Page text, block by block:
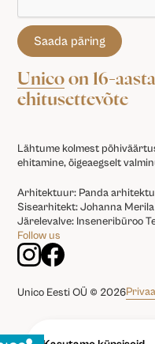
Unico on 16-
ehitusettevõte
Lähtume kolmest
ehitamine, õigeaegselt
Arhitektuur: Panda
Sisearhitekt: Johanna Merila
Järelevalve: Inseneribüroo
Follow us
Unico Eesti OÜ © 2026